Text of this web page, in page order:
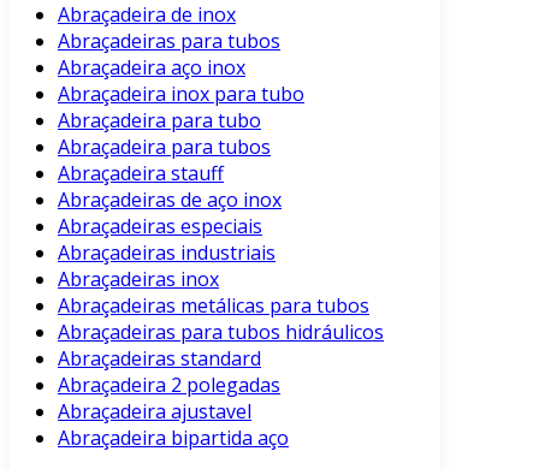
Abraçadeira de inox
Abraçadeiras para tubos
Abraçadeira aço inox
Abraçadeira inox para tubo
Abraçadeira para tubo
Abraçadeira para tubos
Abraçadeira stauff
Abraçadeiras de aço inox
Abraçadeiras especiais
Abraçadeiras industriais
Abraçadeiras inox
Abraçadeiras metálicas para tubos
Abraçadeiras para tubos hidráulicos
Abraçadeiras standard
Abraçadeira 2 polegadas
Abraçadeira ajustavel
Abraçadeira bipartida aço